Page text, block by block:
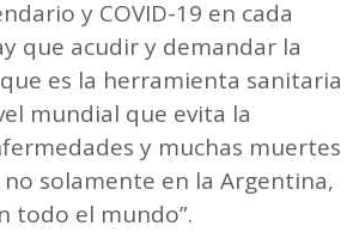
y COVID-19 en cada
que acudir y demandar la
es la herramienta sanitaria
mundial que evita la
y muchas muertes
solamente en la Argentina,
todo el mundo”.